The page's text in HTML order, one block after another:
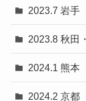
2023.7 岩手
2023.8 秋田
2024.1 熊本
2024.2 京都